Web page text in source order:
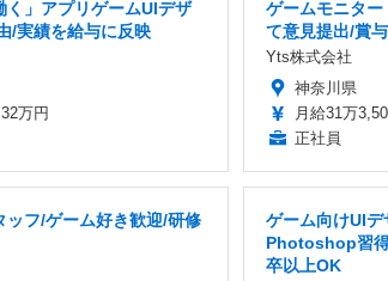
く」アプリゲームUIデザ
/実績を給与に反映
万円
ゲームモニタ
て意見提出/賞
Yts株式会社
神奈川県
月給31万
正社員
ッフ/ゲーム好き歓迎/研修
ゲーム向けUIデ
Photoshop習
卒以上OK